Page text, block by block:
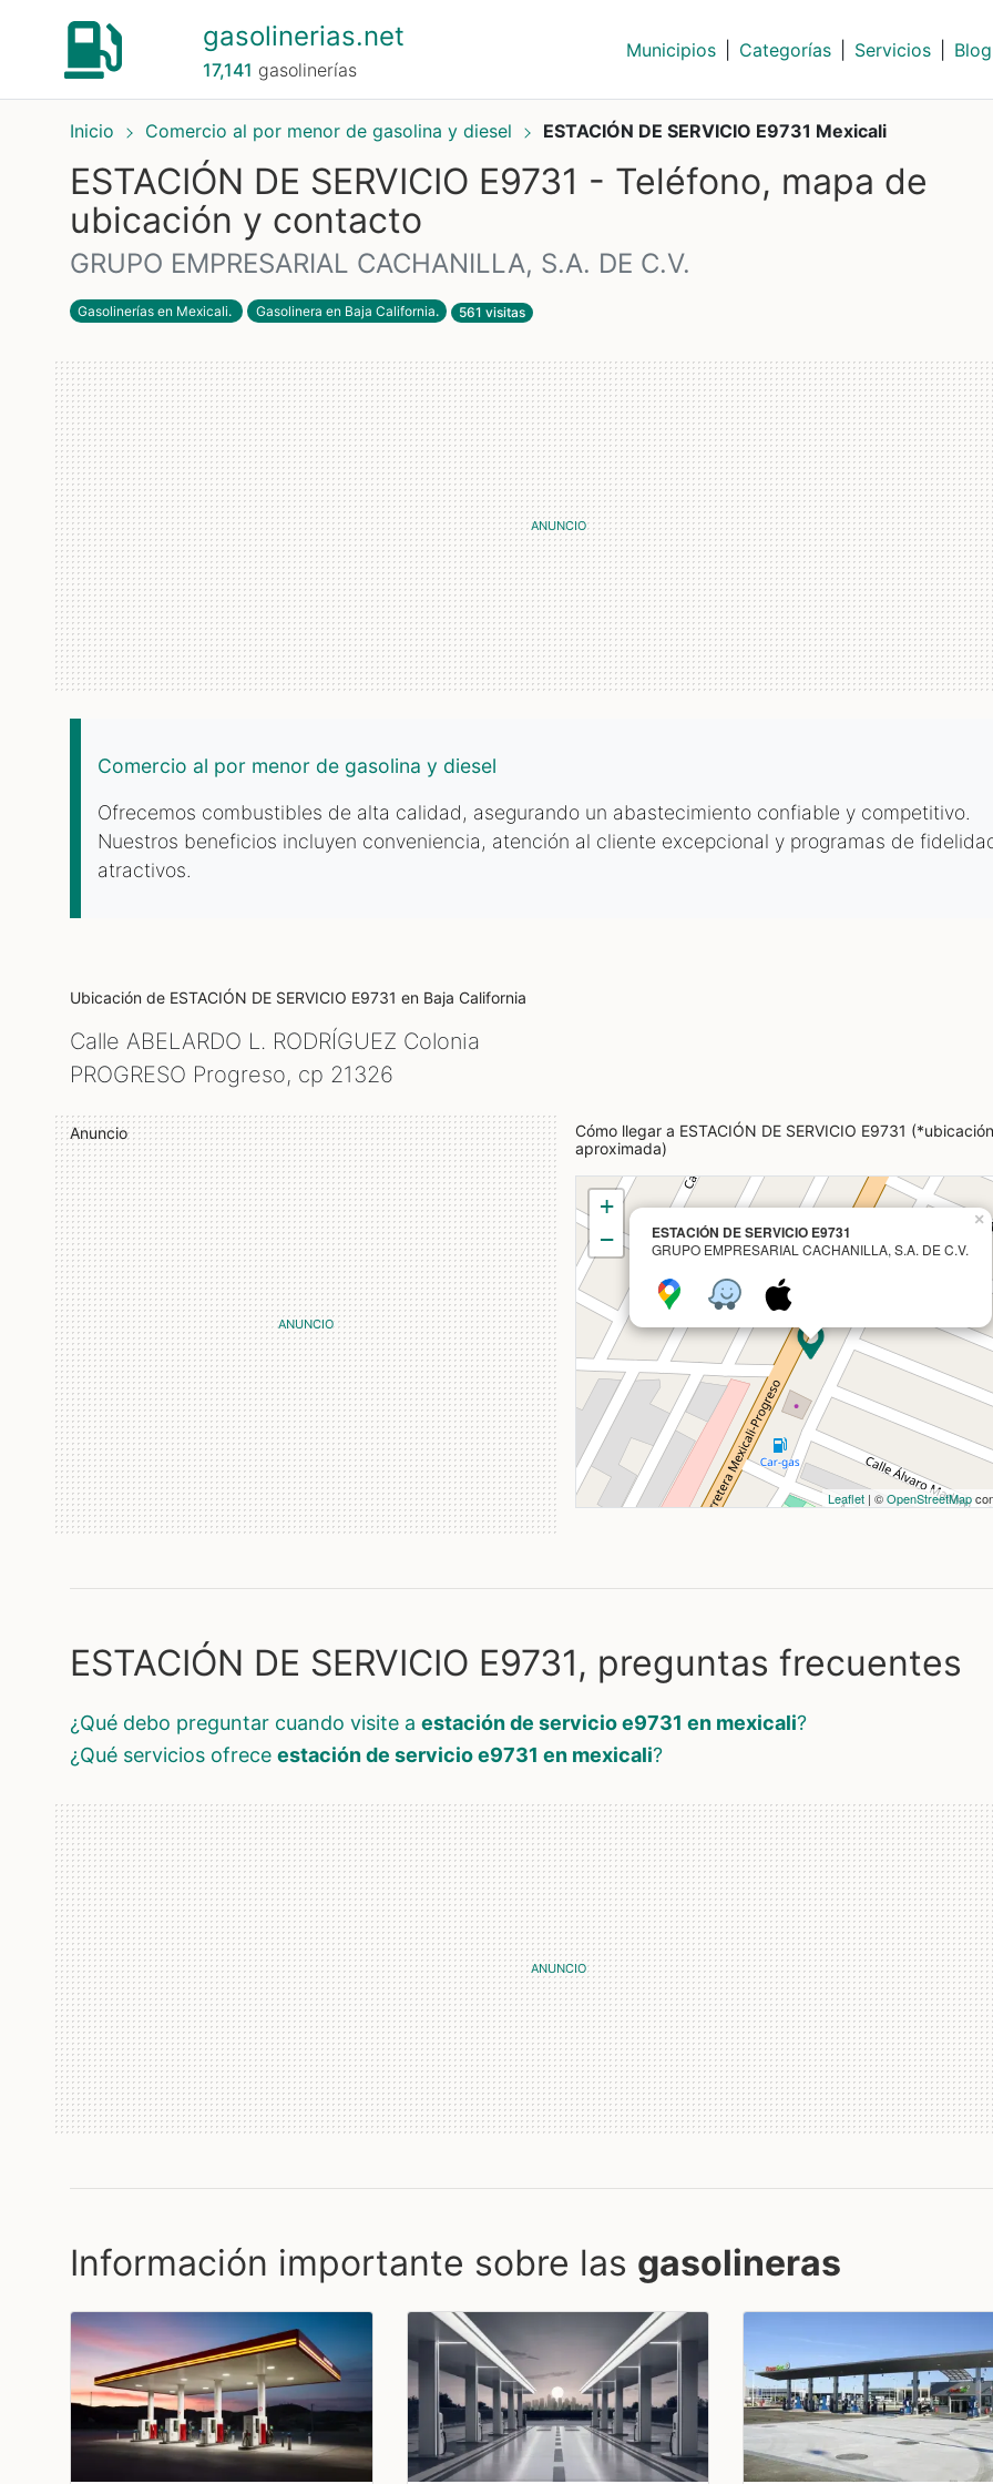
gasolinerias.net
17,141 gasolinerías
Municipios Categorías Servicios Blog
Inicio Comercio al por menor de gasolina y diesel ESTACIÓN DE SERVICIO E9731 Mexicali
ESTACIÓN DE SERVICIO E9731 - Teléfono, mapa de
ubicación y contacto
GRUPO EMPRESARIAL CACHANILLA, S.A. DE C.V.
Gasolinerías en Mexicali. Gasolinera en Baja California. 561 visitas
Comercio al por menor de gasolina y diesel
Ofrecemos combustibles de alta calidad, asegurando un abastecimiento confiable y competitivo.
Nuestros beneficios incluyen conveniencia, atención al cliente excepcional y programas de
atractivos.
Ubicación de ESTACIÓN DE SERVICIO E9731 en Baja California
Calle ABELARDO L. RODRÍGUEZ Colonia
PROGRESO Progreso, cp 21326
Anuncio
Cómo llegar a ESTACIÓN DE SERVICIO E9731 (*ubicación
aproximada)
ESTACIÓN DE SERVICIO E9731
GRUPO EMPRESARIAL CACHANILLA, S.A. DE C.V.
×
+
−
Leaflet | ©OpenStreetMap
ESTACIÓN DE SERVICIO E9731, preguntas frecuentes
¿qué debo preguntar cuando visite a estación de servicio e9731 en mexicali?
¿qué servicios ofrece estación de servicio e9731 en mexicali?
Información importante sobre las gasolineras